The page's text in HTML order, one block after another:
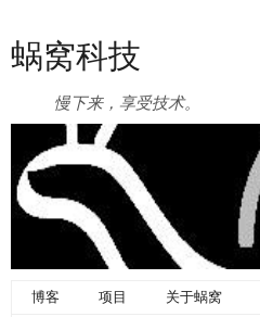
蜗窝科技
慢下来，享受技术。
博客 项目 关于蜗窝